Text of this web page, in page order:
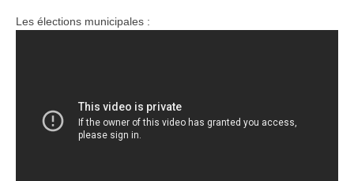
Les élections municipales :